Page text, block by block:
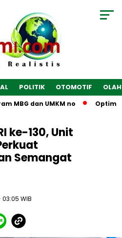
POLITIK OTOMOTIF
dan UMKM no
ke-130, Unit
Semangat
03:05 WIB